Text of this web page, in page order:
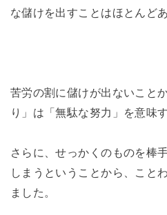
な儲けを出すことはほとんど
苦労の割に儲けが出ないこと
り」は「無駄な努力」を意味
さらに、せっかくのものを棒
しまうということから、こと
ました。